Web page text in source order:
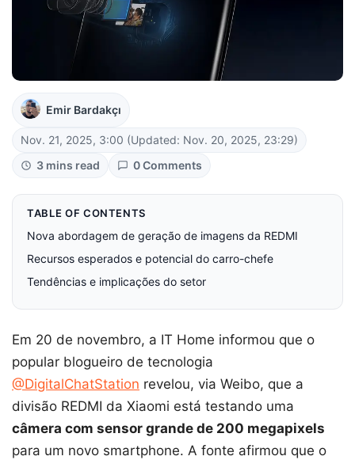
Emir Bardakçı
Nov. 21, 2025, 3:00 (Updated: Nov. 20, 2025, 23:29)
3 mins read
0 Comments
TABLE OF CONTENTS
Nova abordagem de geração de imagens da REDMI
Recursos esperados e potencial do carro-chefe
Tendências e implicações do setor
Em 20 de novembro, a IT Home informou que o
popular blogueiro de tecnologia
@DigitalChatStation revelou, via Weibo, que a
divisão REDMI da Xiaomi está testando uma
câmera com sensor grande de 200 megapixels
para um novo smartphone. A fonte afirmou que o